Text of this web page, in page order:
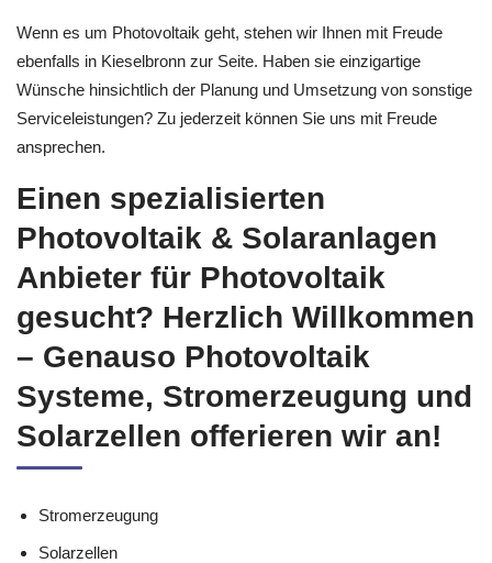
Wenn es um Photovoltaik geht, stehen wir Ihnen mit Freude
ebenfalls in Kieselbronn zur Seite. Haben sie einzigartige
Wünsche hinsichtlich der Planung und Umsetzung von sonstige
Serviceleistungen? Zu jederzeit können Sie uns mit Freude
ansprechen.
Einen spezialisierten
Photovoltaik & Solaranlagen
Anbieter für Photovoltaik
gesucht? Herzlich Willkommen
– Genauso Photovoltaik
Systeme, Stromerzeugung und
Solarzellen offerieren wir an!
Stromerzeugung
Solarzellen